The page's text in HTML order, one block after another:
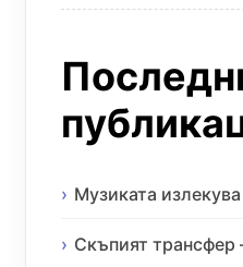
Музиката
Скъпият трансфер